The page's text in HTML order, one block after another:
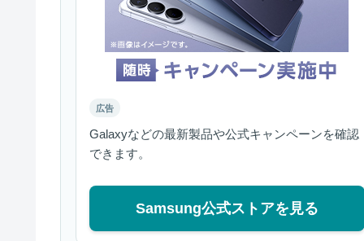
広告
Galaxyなどの最新製品や公式キャンペーンを確認
できます。
Samsung公式ストアを見る